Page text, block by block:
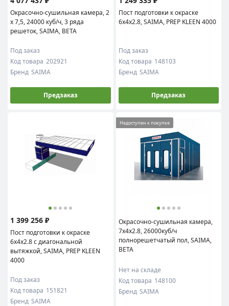
Окрасочно-сушильная камера, 2
х 7,5, 24000 куб/ч, 3 ряда
решеток, SAIMA, BETA
Под заказ
Код товара 202921
Бренд SAIMA
Предзаказ
Пост подготовки к окраске
6x4x2.8, SAIMA, PREP KLEEN 4000
Под заказ
Код товара 148103
Бренд SAIMA
Предзаказ
1 399 256 ₽
Пост подготовки к окраске
6x4x2.8 с диагональной
вытяжкой, SAIMA, PREP KLEEN
4000
Под заказ
Код товара 151821
Бренд SAIMA
Недоступен к покупке
Окрасочно-сушильная камера,
7x4x2.8, 26000куб/ч
полнорешетчатый пол, SAIMA,
BETA
Нет на складе
Код товара 148100
Бренд SAIMA